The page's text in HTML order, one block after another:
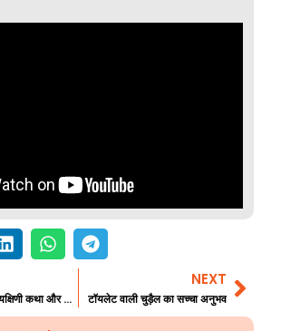
पौराणिक महामाया यक्षिणी कथा और साधना विवरण
NEXT
टॉयलेट वाली चुड़ैल का सच्चा अनुभव